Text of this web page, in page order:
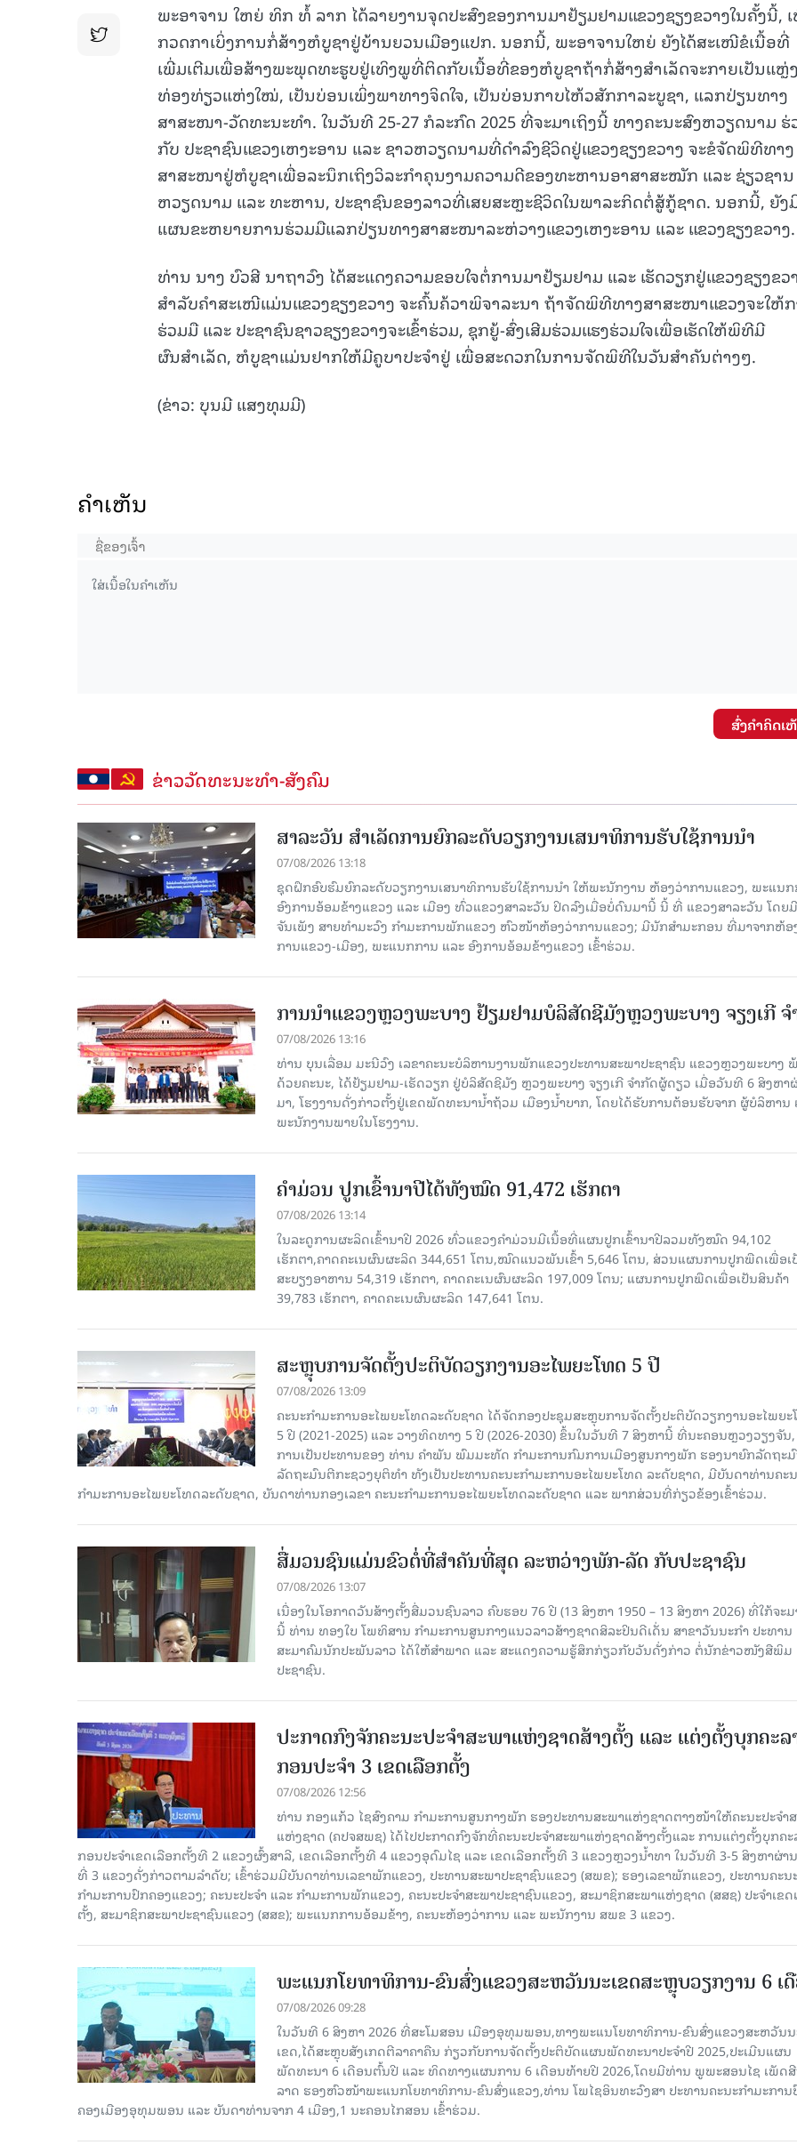
ພະອາຈານ ໃຫຍ່ ທິກ ທໍ້ ລາກ ໄດ້ລາຍງານຈຸດປະສົງຂອງການມາຢ້ຽມຢາມແຂວງຊຽງຂວາງໃນຄັ້ງນີ້,
ກວດກາເບິ່ງການກໍ່ສ້າງຫໍບູຊາຢູ່ບ້ານຍວນເມືອງແປກ. ນອກນີ້, ພະອາຈານໃຫຍ່ ຍັງໄດ້ສະເໜີຂໍເນື້ອທີ່
ເພີ່ມເຕີມເພື່ອສ້າງພະພຸດທະຮູບຢູ່ເທິງພູທີ່ຕິດກັບເນື້ອທີ່ຂອງຫໍບູຊາຖ້າກໍ່ສ້າງສຳເລັດຈະກາຍເປັນແຫຼ່ງ
ທ່ອງທ່ຽວແຫ່ງໃໝ່, ເປັນບ່ອນເພິ່ງພາທາງຈິດໃຈ, ເປັນບ່ອນກາບໄຫ້ວສັກກາລະບູຊາ, ແລກປ່ຽນທາງ
ສາສະໜາ-ວັດທະນະທຳ. ໃນວັນທີ 25-27 ກໍລະກົດ 2025 ທີ່ຈະມາເຖິງນີ້ ທາງຄະນະສົງຫວຽດນາມ ຮ່
ກັບ ປະຊາຊົນແຂວງເຫງະອານ ແລະ ຊາວຫວຽດນາມທີ່ດຳລົງຊີວິດຢູ່ແຂວງຊຽງຂວາງ ຈະຂໍຈັດພິທີທາງ
ສາສະໜາຢູ່ຫໍບູຊາເພື່ອລະນຶກເຖິງວິລະກຳຄຸນງາມຄວາມດີຂອງທະຫານອາສາສະໝັກ ແລະ ຊ່ຽວຊານ
ຫວຽດນາມ ແລະ ທະຫານ, ປະຊາຊົນຂອງລາວທີ່ເສຍສະຫຼະຊີວິດໃນພາລະກິດຕໍ່ສູ້ກູ້ຊາດ. ນອກນີ້, ຍັງ
ແຜນຂະຫຍາຍການຮ່ວມມືແລກປ່ຽນທາງສາສະໜາລະຫ່ວາງແຂວງເຫງະອານ ແລະ ແຂວງຊຽງຂວາງ.
ທ່ານ ນາງ ບົວສີ ນາຖາວົງ ໄດ້ສະແດງຄວາມຂອບໃຈຕໍ່ການມາຢ້ຽມຢາມ ແລະ ເຮັດວຽກຢູ່ແຂວງຊຽງຂວ
ສຳລັບຄຳສະເໜີແມ່ນແຂວງຊຽງຂວາງ ຈະຄົ້ນຄ້ວາພິຈາລະນາ ຖ້າຈັດພິທີທາງສາສະໜາແຂວງຈະໃຫ້
ຮ່ວມມື ແລະ ປະຊາຊົນຊາວຊຽງຂວາງຈະເຂົ້າຮ່ວມ, ຊຸກຍູ້-ສົ່ງເສີມຮ່ວມແຮງຮ່ວມໃຈເພື່ອເຮັດໃຫ້ພິທີມີ
ຜົນສຳເລັດ, ຫໍບູຊາແມ່ນຢາກໃຫ້ມີຄູບາປະຈຳຢູ່ ເພື່ອສະດວກໃນການຈັດພິທີໃນວັນສຳຄັນຕ່າງໆ.
(ຂ່າວ: ບຸນມີ ແສງທຸມມີ)
ຄໍາເຫັນ
ສົ່ງຄໍາຄິດເ
ຂ່າວວັດທະນະທຳ-ສັງຄົມ
ສາລະວັນ ສໍາເລັດການຍົກລະດັບວຽກງານເສນາທິການຮັບໃຊ້ການນໍາ
07/08/2026 13:18
ຊຸດຝຶກອົບຮົມຍົກລະດັບວຽກງານເສນາທິການຮັບໃຊ້ການນໍາ ໃຫ້ພະນັກງານ ຫ້ອງວ່າການແຂວງ, ພະແນ
ອົງການອ້ອມຂ້າງແຂວງ ແລະ ເມືອງ ທົ່ວແຂວງສາລະວັນ ປິດລົງເມື່ອ​ບໍ່​ດົນ​ມາ​ນີ້ ນີ້ ທີ່ ແຂວງສາລະວັນ ໂດຍ​
ຈັນເພັງ ສາຍທຳມະວົງ ກຳມະການພັກແຂວງ ຫົວໜ້າຫ້ອງວ່າການແຂວງ; ມີນັກສຳມະກອນ ທີ່ມາຈາກຫ້ອ
ການແຂວງ-ເມືອງ, ພະແນກການ ແລະ ອົງການອ້ອມຂ້າງແຂວງ ເຂົ້າຮ່ວມ.
ການນຳແຂວງຫຼວງພະບາງ ຢ້ຽມ​ຢາມບໍ​ລິ​ສັດຊີມັງຫຼວງພະບາງ ຈຽງເກີ ຈໍ
07/08/2026 13:16
ທ່ານ ບຸນເລື່ອມ ມະນີວົງ ເລ​ຂາ​ຄະ​ນະ​ບໍ​ລິ​ຫານ​ງານ​ພັກແຂວງປະທານສະພາປະຊາຊົນ ແຂວງຫຼວງພະບາງ
ດ້ວຍຄະນະ, ໄດ້ຢ້ຽມຢາມ-ເຮັດວຽກ ຢູ່ບໍລິສັດຊີມັງ ຫຼວງພະບາງ ຈຽງເກີ ຈໍາກັດຜູ້ດຽວ ເມື່ອ​ວັນ​ທີ 6 ສິງ​ຫາ​
ມາ, ໂຮງ​ງານ​ດັ່ງ​ກ່າວຕັ້ງຢູ່ເຂດພັດທະນານ້ຳຖ້ວມ ເມືອງນໍ້າບາກ, ໂດຍໄດ້ຮັບການຕ້ອນຮັບຈາກ ຜູ້ບໍລິຫານ
ພະນັກງານພາຍໃນໂຮງງານ.
ຄໍາມ່ວນ ປູກເຂົ້ານາປີໄດ້ທັງໝົດ 91,472 ເຮັກຕາ
07/08/2026 13:14
ໃນລະດູການຜະລິດເຂົ້ານາປີ 2026 ທົ່ວແຂວງຄໍາມ່ວນມີເນື້ອທີ່ແຜນປູກເຂົ້ານາປີລວມທັງໝົດ 94,102
ເຮັກຕາ,ຄາດຄະເນຜົນຜະລິດ 344,651 ໂຕນ,ໝົດແນວພັນເຂົ້າ 5,646 ໂຕນ, ສ່ວນແຜນການປູກພືດເພື່ອເ
ສະບຽງອາຫານ 54,319 ເຮັກຕາ, ຄາດຄະເນຜົນຜະລິດ 197,009 ໂຕນ; ແຜນການປູກພືດເພື່ອເປັນສິນຄ້າ
39,783 ເຮັກຕາ, ຄາດຄະເນຜົນຜະລິດ 147,641 ໂຕນ.
ສະຫຼຸບການຈັດຕັ້ງປະຕິບັດວຽກງານອະໄພຍະໂທດ 5 ປີ
07/08/2026 13:09
ຄະນະກຳມະການອະໄພຍະໂທດລະດັບຊາດ ໄດ້ຈັດກອງປະຊຸມສະຫຼຸບການຈັດຕັ້ງປະຕິບັດວຽກງານອະໄພຍ
5 ປີ (2021-2025) ແລະ ວາງທິດທາງ 5 ປີ (2026-2030) ຂຶ້ນໃນວັນທີ 7 ສິງຫານີ້ ທີ່ນະຄອນຫຼວງວຽງຈັນ
ການເປັນປະທານຂອງ ທ່ານ ຄໍາພັນ ພົມມະທັດ ກຳມະການກົມການເມືອງສູນກາງພັກ ຮອງນາຍົກລັດຖະ
ລັດຖະມົນຕີກະຊວງຍຸຕິທຳ ທັງເປັນປະທານຄະນະກຳມະການອະໄພຍະໂທດ ລະດັບຊາດ, ມີບັນດາທ່ານຄະ
ກໍາມະການອະໄພຍະໂທດລະດັບຊາດ, ບັນດາທ່ານກອງເລຂາ ຄະນະກຳມະການອະໄພຍະໂທດລະດັບຊາດ ແລະ ພາກສ່ວນທີ່ກ່ຽວຂ້ອງເຂົ້າຮ່ວມ.
ສື່ມວນຊົນແມ່ນຂົວຕໍ່ທີ່ສໍາຄັນທີ່ສຸດ ລະຫວ່າງພັກ-ລັດ ກັບປະຊາຊົນ
07/08/2026 13:07
ເນື່ອງໃນໂອກາດວັນສ້າງຕັ້ງສື່ມວນຊົນລາວ ຄົບຮອບ 76 ປີ (13 ສິງຫາ 1950 – 13 ສິງຫາ 2026) ທີ່ໃກ້ຈະມ
ນີ້ ທ່ານ ທອງໃບ ໂພທິສານ ກໍາມະການສູນກາງແນວລາວສ້າງຊາດສິລະປິນດີເດັ່ນ ສາຂາວັນນະກໍາ ປະທານ
ສະມາຄົມນັກປະພັນລາວ ໄດ້ໃຫ້ສໍາພາດ ແລະ ສະແດງຄວາມຮູ້ສຶກກ່ຽວກັບວັນດັ່ງກ່າວ ຕໍ່ນັກຂ່າວໜັງສືພິມ
ປະຊາຊົນ.
ປະກາດກົງຈັກຄະນະປະຈໍາສະພາແຫ່ງຊາດສ້າງຕັ້ງ ແລະ ແຕ່ງຕັ້ງບຸກຄະລ
ກອນປະຈໍາ 3 ເຂດເລືອກຕັ້ງ
07/08/2026 12:56
ທ່ານ ກອງແກ້ວ ໄຊສົງຄາມ ກຳມະການສູນກາງພັກ ຮອງປະທານສະພາແຫ່ງຊາດຕາງໜ້າໃຫ້ຄະນະປະຈໍາ
ແຫ່ງຊາດ (ຄປຈສພຊ) ໄດ້ໄປປະກາດກົງຈັກທີ່ຄະນະປະຈໍາສະພາແຫ່ງຊາດສ້າງຕັ້ງແລະ ການແຕ່ງຕັ້ງບຸກຄະ
ກອນປະຈໍາເຂດເລືອກຕັ້ງທີ 2 ແຂວງຜົ້ງສາລີ, ເຂດເລືອກຕັ້ງທີ 4 ແຂວງອຸດົມໄຊ ແລະ ເຂດເລືອກຕັ້ງທີ 3 ແຂວງຫຼວງນ້ຳທາ ໃນວັນທີ 3-5 ສິງຫາຜ່າ
ທີ່ 3 ແຂວງດັ່ງກ່າວຕາມລຳດັບ; ເຂົ້າຮ່ວມມີບັນດາທ່ານເລຂາພັກແຂວງ, ປະທານສະພາປະຊາຊົນແຂວງ (ສພຂ); ຮອງເລຂາພັກແຂວງ, ປະທານຄະນ
ກໍາມະການປົກຄອງແຂວງ; ຄະນະປະຈໍາ ແລະ ກໍາມະການພັກແຂວງ, ຄະນະປະຈໍາສະພາປະຊາຊົນແຂວງ, ສະມາຊິກສະພາແຫ່ງຊາດ (ສສຊ) ປະຈໍາເຂດ
ຕັ້ງ, ສະມາຊິກສະພາປະຊາຊົນແຂວງ (ສສຂ); ພະແນກການອ້ອມຂ້າງ, ຄະນະຫ້ອງວ່າການ ແລະ ພະນັກງານ ສພຂ 3 ແຂວງ.
ພະແນກໂຍທາທິການ-ຂົນສົ່ງແຂວງສະຫວັນນະເຂດສະຫຼຸບວຽກງານ 6 ເ
07/08/2026 09:28
ໃນວັນທີ 6 ສິງຫາ 2026 ທີ່ສະໂມສອນ ເມືອງອຸທຸມພອນ,ທາງພະແນໂຍທາທິການ-ຂົນສົ່ງແຂວງສະຫວັນ
ເຂດ,ໄດ້ສະຫຼຸບສັງເກດຕີລາຄາຄືນ ກ່ຽວກັບການຈັດຕັ້ງປະຕິບັດແຜນພັດທະນາປະຈໍາປີ 2025,ປະເມີນແຜນ
ພັດທະນາ 6 ເດືອນຕົ້ນປີ ແລະ ທິດທາງແຜນການ 6 ເດືອນທ້າຍປີ 2026,ໂດຍມີທ່ານ ພູພະສອນໄຊ ເພັດ
ລາດ ຮອງຫົວໜ້າພະແນກໂຍທາທິການ-ຂົນສົ່ງແຂວງ,ທ່ານ ໂພໄຊອິນທະວົງສາ ປະທານຄະນະກໍາມະການ
ຄອງເມືອງອຸທຸມພອນ ແລະ ບັນດາທ່ານຈາກ 4 ເມືອງ,1 ນະຄອນໄກສອນ ເຂົ້າຮ່ວມ.
15.040(07-08-